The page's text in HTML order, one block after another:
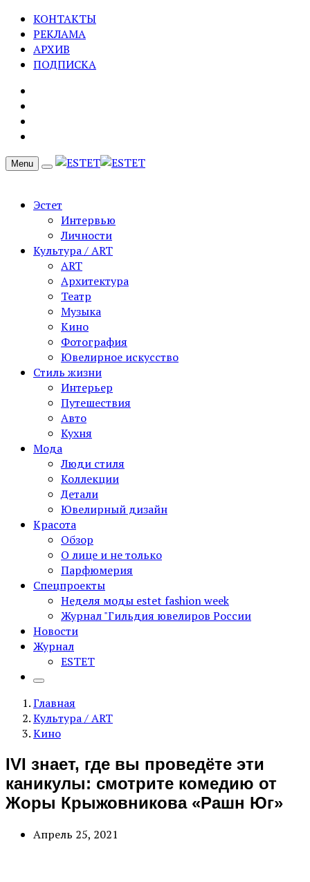
КОНТАКТЫ
РЕКЛАМА
АРХИВ
ПОДПИСКА
Menu
Эстет
Интервью
Личности
Культура / ART
ART
Архитектура
Театр
Музыка
Кино
Фотография
Ювелирное искусство
Стиль жизни
Интерьер
Путешествия
Авто
Кухня
Мода
Люди стиля
Коллекции
Детали
Ювелирный дизайн
Красота
Обзор
О лице и не только
Парфюмерия
Спецпроекты
Неделя моды estet fashion week
Журнал "Гильдия ювелиров России
Новости
Журнал
ESTET
Главная
Культура / ART
Кино
IVI знает, где вы проведёте эти
каникулы: смотрите комедию от
Жоры Крыжовникова «Рашн Юг»
Апрель 25, 2021